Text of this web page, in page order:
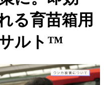
る育苗箱用
ルト™